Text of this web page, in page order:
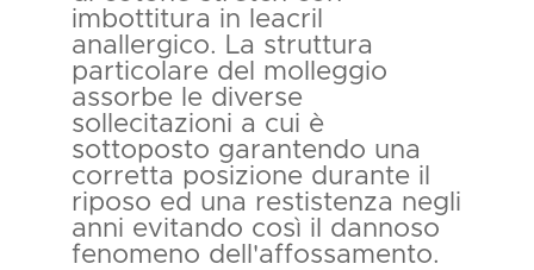
imbottitura in leacril
anallergico. La struttura
particolare del molleggio
assorbe le diverse
sollecitazioni a cui è
sottoposto garantendo una
corretta posizione durante il
riposo ed una restistenza negli
anni evitando così il dannoso
fenomeno dell'affossamento.